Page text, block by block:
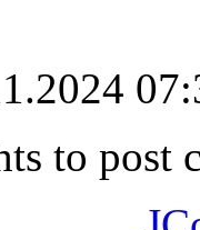
to post